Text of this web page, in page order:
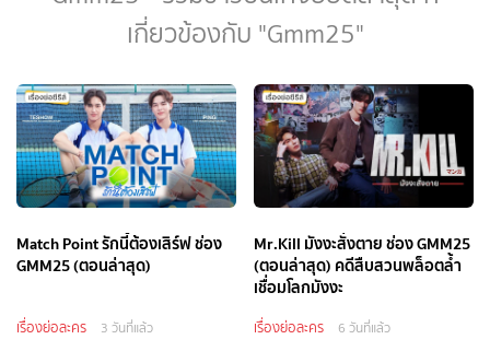
เกี่ยวข้องกับ "Gmm25"
Match Point รักนี้ต้องเสิร์ฟ ช่อง
GMM25 (ตอนล่าสุด)
เรื่องย่อละคร 3 วันที่แล้ว
Mr.Kill มังงะสั่งตาย ช่อง GMM25
(ตอนล่าสุด) คดีสืบสวนพล็อตล้ำ
เชื่อมโลกมังงะ
เรื่องย่อละคร 6 วันที่แล้ว